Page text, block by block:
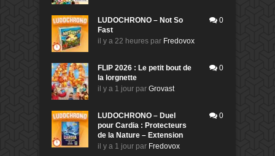
LUDOCHRONO – Not So
Fast
il y a 22 heures par Fredovox
0
FLIP 2026 : Le petit bout de
la lorgnette
il y a 1 jour par Grovast
0
LUDOCHRONO – Duel
pour Cardia : Protecteurs
de la Nature – Extension
il y a 1 jour par Fredovox
0